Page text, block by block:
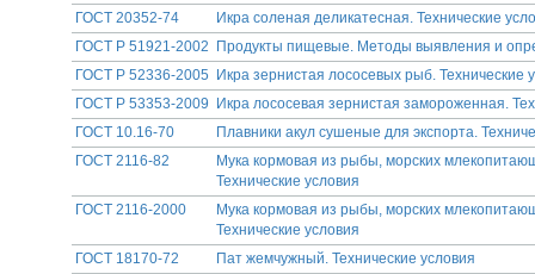
ГОСТ 20352-74
Икра соленая деликатесная. Технические
ГОСТ Р 51921-2002
Продукты пищевые. Методы выявления и
ГОСТ Р 52336-2005
Икра зернистая лососевых рыб. Технические
ГОСТ Р 53353-2009
Икра лососевая зернистая замороженная.
ГОСТ 10.16-70
Плавники акул сушеные для экспорта.
ГОСТ 2116-82
Мука кормовая из рыбы, морских
Технические условия
ГОСТ 2116-2000
Мука кормовая из рыбы, морских
Технические условия
ГОСТ 18170-72
Пат жемчужный. Технические условия